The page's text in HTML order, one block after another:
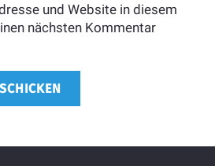
und Website in diesem
nächsten Kommentar